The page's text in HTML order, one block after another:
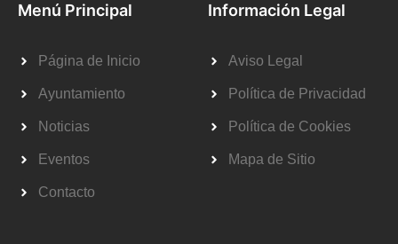
Menú Principal
Página de Inicio
Ayuntamiento
Noticias
Eventos
Contacto
Información Legal
Aviso Legal
Política de Privacidad
Política de Cookies
Mapa de Sitio